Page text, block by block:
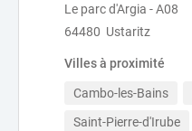
Le parc d'Argia - A08
64480 Ustaritz
Villes à proximité
Cambo-les-Bains
Saint-Pierre-d'Irube